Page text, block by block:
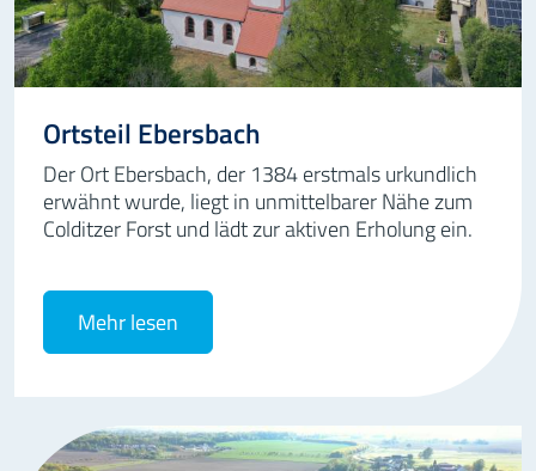
Ortsteil Ebersbach
Der Ort Ebersbach, der 1384 erstmals urkundlich
erwähnt wurde, liegt in unmittelbarer Nähe zum
Colditzer Forst und lädt zur aktiven Erholung ein.
Mehr lesen